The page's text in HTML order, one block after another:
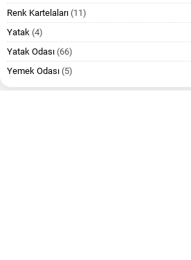
Renk Kartelaları (11)
Yatak (4)
Yatak Odası (66)
Yemek Odası (5)